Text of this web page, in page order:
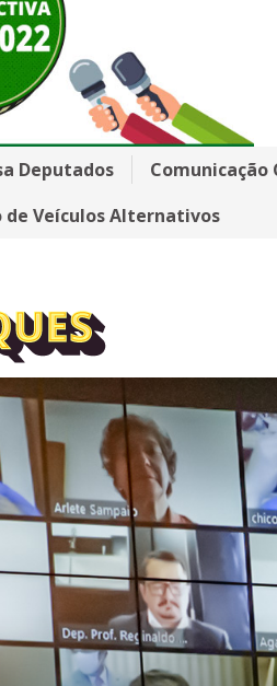
Deputados Comunicação
de Veículos Alternativos